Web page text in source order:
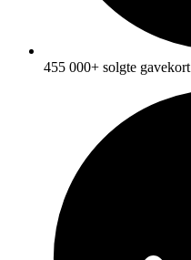
455 000+ solgte gavekort